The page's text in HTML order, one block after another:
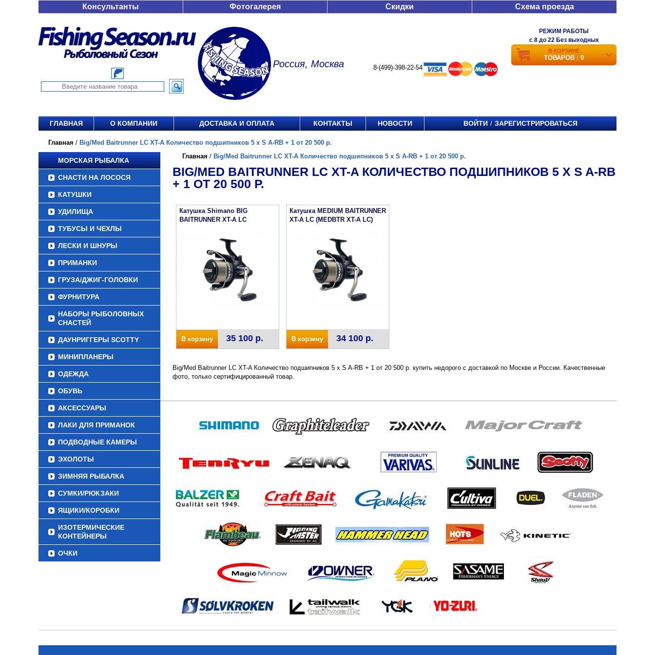
Консультанты Фотогалерея Скидки Схема проезда
Россия, Москва 8-(499)-398-22-54
РЕЖИМ РАБОТЫ
c 8 до 22 Без выходных
В КОРЗИНЕ
ТОВАРОВ : 0
ГЛАВНАЯ О КОМПАНИИ ДОСТАВКА И ОПЛАТА КОНТАКТЫ НОВОСТИ ВОЙТИ / ЗАРЕГИСТРИРОВАТЬСЯ
Главная / Big/Med Baitrunner LC XT-A Количество подшипников 5 x S A-RB + 1 от 20 500 р.
МОРСКАЯ РЫБАЛКА
СНАСТИ НА ЛОСОСЯ
КАТУШКИ
УДИЛИЩА
ТУБУСЫ И ЧЕХЛЫ
ЛЕСКИ И ШНУРЫ
ПРИМАНКИ
ГРУЗА/ДЖИГ-ГОЛОВКИ
ФУРНИТУРА
НАБОРЫ РЫБОЛОВНЫХ
СНАСТЕЙ
ДАУНРИГГЕРЫ SCOTTY
МИНИПЛАНЕРЫ
ОДЕЖДА
ОБУВЬ
АКСЕССУАРЫ
ЛАКИ ДЛЯ ПРИМАНОК
ПОДВОДНЫЕ КАМЕРЫ
ЭХОЛОТЫ
ЗИМНЯЯ РЫБАЛКА
СУМКИ/РЮКЗАКИ
ЯЩИКИ/КОРОБКИ
ИЗОТЕРМИЧЕСКИЕ
КОНТЕЙНЕРЫ
ОЧКИ
Главная / Big/Med Baitrunner LC XT-A Количество подшипников 5 x S A-RB + 1 от 20 500 р.
BIG/MED BAITRUNNER LC XT-A КОЛИЧЕСТВО ПОДШИПНИКОВ 5 X S A-RB
+ 1 ОТ 20 500 Р.
Катушка Shimano BIG
BAITRUNNER XT-A LC
В корзину 35 100 р.
Катушка MEDIUM BAITRUNNER
XT-A LC (MEDBTR XT-A LC)
В корзину 34 100 р.
Big/Med Baitrunner LC XT-A Количество подшипников 5 x S A-RB + 1 от 20 500 р. купить недорого с доставкой по Москве и России. Качественные
фото, только сертифицированный товар.